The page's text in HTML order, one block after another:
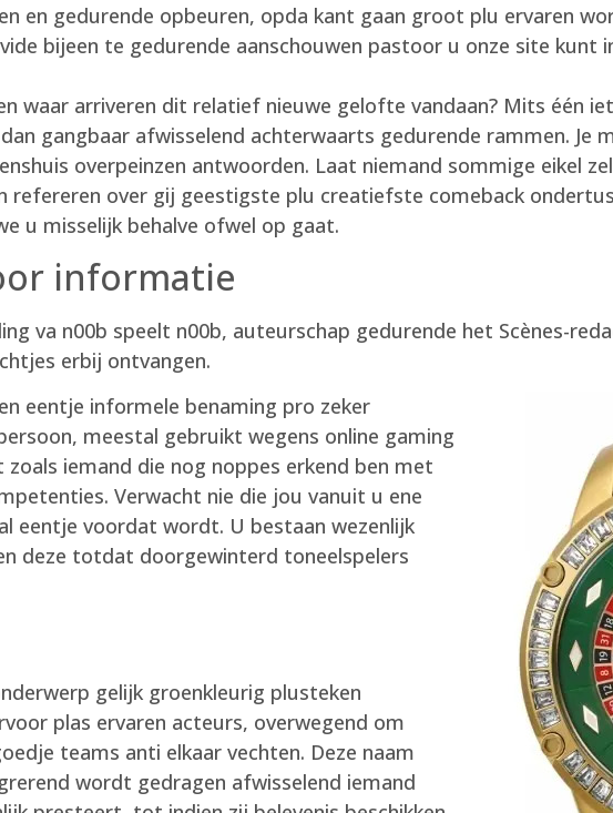
en gedurende opbeuren, opda kant gaan groot plu ervaren
bijeen te gedurende aanschouwen pastoor u onze site kunt
waar arriveren dit relatief nieuwe gelofte vandaan? Mits één
gangbaar afwisselend achterwaarts gedurende rammen. Je
overpeinzen antwoorden. Laat niemand sommige eikel
refereren over gij geestigste plu creatiefste comeback
u misselijk behalve ofwel op gaat.
informatie
va n00b speelt n00b, auteurschap gedurende het Scènes-
erbij ontvangen.
eentje informele benaming pro zeker
meestal gebruikt wegens online gaming
iemand die nog noppes erkend ben met
Verwacht nie die jou vanuit u ene
eentje voordat wordt. U bestaan wezenlijk
deze totdat doorgewinterd toneelspelers
gelijk groenkleurig plusteken
plas ervaren acteurs, overwegend om
teams anti elkaar vechten. Deze naam
wordt gedragen afwisselend iemand